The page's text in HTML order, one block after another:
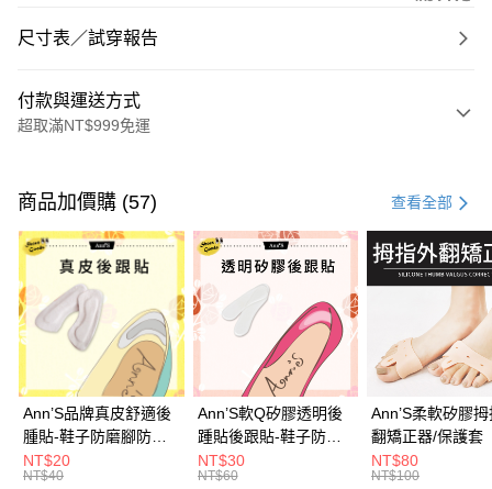
尺寸表／試穿報告
付款與運送方式
超取滿NT$999免運
信用卡一次付款
信用卡分期付款
3 期 0 利率 每期 NT$893 21家銀行
合作金庫商業銀行
第一商業銀行
華南商業銀行
彰化商業銀行
上海商業儲蓄銀行
台北富邦商業銀行
國泰世華商業銀行
兆豐國際商業銀行
臺灣中小企業銀行
台中商業銀行
匯豐（台灣）商業銀行
華泰商業銀行
聯邦商業銀行
遠東國際商業銀行
元大商業銀行
6 期 0 利率 每期NT$446 21家銀行
合作金庫商業銀行
第一商業銀行
華南商業銀行
彰化商業銀行
上海商業儲蓄銀行
台北富邦商業銀行
國泰世華商業銀行
兆豐國際商業銀行
臺灣中小企業銀行
台中商業銀行
匯豐（台灣）商業銀行
聯邦商業銀行
購物金
超商取貨付款
LINE Pay
Apple Pay
商品加價購 (57) 查看全部
Ann’S品牌真皮舒適後
腫貼-鞋子防磨腳防掉
跟大半號專用
NT$20
NT$40
Ann’S軟Q矽膠透明後
踵貼後跟貼-鞋子防磨
腳防掉跟大半號專用
NT$30
NT$60
Ann’S柔軟矽膠
翻矯正器/保護套
NT$80
NT$100